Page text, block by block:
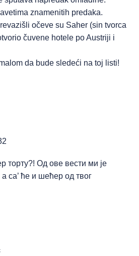
znamenitih predaka.
očeve su Saher (sin tvorca
čuvene hotele po Austriji i
da bude sledeći na toj listi!
торту?! Од ове вести ми је
са’ ће и шећер од твог